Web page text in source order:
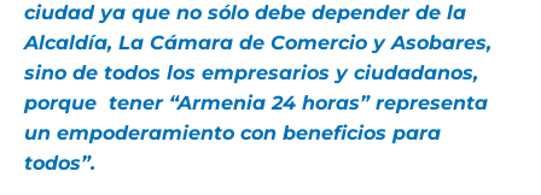
ciudad ya que no sólo debe depender de la
Alcaldía, La Cámara de Comercio y Asobares,
sino de todos los empresarios y ciudadanos,
porque tener “Armenia 24 horas” representa
un empoderamiento con beneficios para
todos”.